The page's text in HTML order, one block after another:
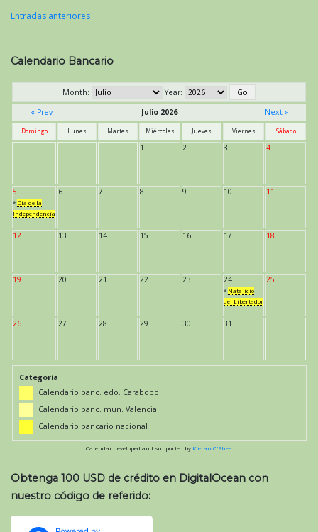
de
entradas
Entradas anteriores
Calendario Bancario
Month:
Year:
« Prev
Julio 2026 Next »
Domingo Lunes Martes Miércoles Jueves Viernes Sábado
1 2 3 4
5
* Día de la
Independencia
6 7 8 9 10 11
12 13 14 15 16 17 18
19 20 21 22 23 24
* Natalicio
del Libertador
25
26 27 28 29 30 31
Categoría
Calendario banc. edo. Carabobo
Calendario banc. mun. Valencia
Calendario bancario nacional
Calendar developed and supported by Kieran O'Shea
Obtenga 100 USD de crédito en DigitalOcean con
nuestro código de referido: